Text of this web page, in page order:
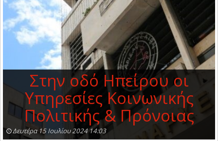
Στην οδό Ηπείρου οι
Υπηρεσίες Κοινωνικής
Πολιτικής & Πρόνοιας
Δευτέρα 15 Ιουλίου 2024 14:03